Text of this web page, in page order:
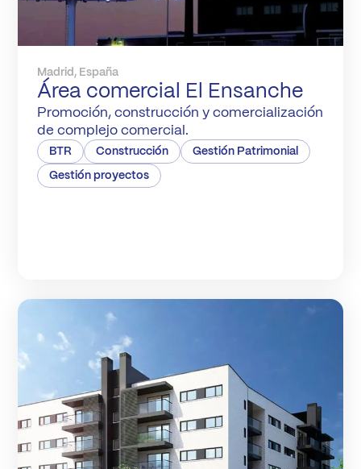
Madrid, España
Área comercial El Ensanche
Promoción, construcción y comercialización
de complejo comercial.
BTR Construcción Gestión Patrimonial
Gestión proyectos